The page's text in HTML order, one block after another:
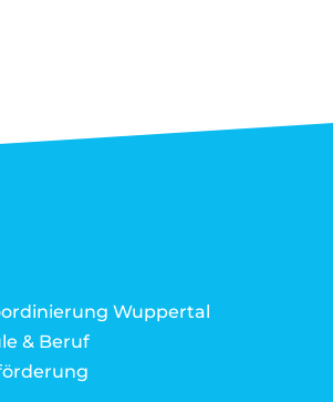
Wuppertal
& Beruf